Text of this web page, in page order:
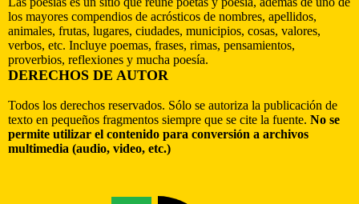
los mayores compendios de acrósticos de nombres, apellidos,
animales, frutas, lugares, ciudades, municipios, cosas, valores,
verbos, etc. Incluye poemas, frases, rimas, pensamientos,
proverbios, reflexiones y mucha poesía.
DERECHOS DE AUTOR
Todos los derechos reservados. Sólo se autoriza la publicación de
texto en pequeños fragmentos siempre que se cite la fuente. No se
permite utilizar el contenido para conversión a archivos
multimedia (audio, video, etc.)